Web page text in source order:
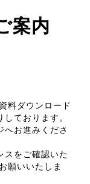
案内
料ダウンロード
ております。
へお進みくださ
スをご確認いた
願いいたしま